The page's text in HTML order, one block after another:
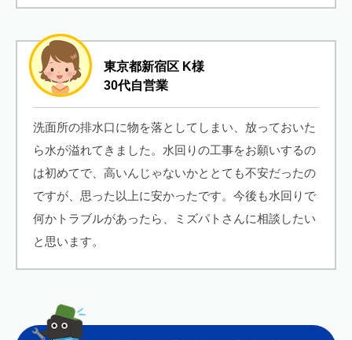
東京都新宿区 K様
30代自営業
洗面所の排水口に物を落としてしまい、放っておいた
ら水が溢れてきました。水回りの工事をお願いするの
は初めてで、高いんじゃないかととても不安だったの
ですが、思った以上に安かったです。今後も水回りで
何かトラブルがあったら、ミズパトさんに相談したい
と思います。